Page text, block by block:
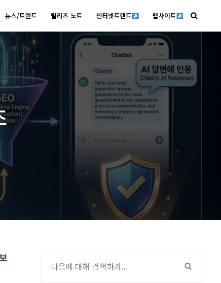
뉴스/트렌드 릴리즈 노트 인터넷트렌드 웹사이트